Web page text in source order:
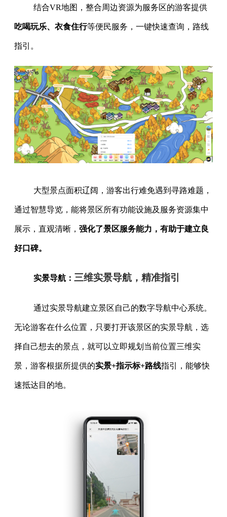
结合VR地图，整合周边资源为服务区的游客提供
吃喝玩乐、衣食住行等便民服务，一键快速查询，路线
指引。
大型景点面积辽阔，游客出行难免遇到寻路难题，
通过智慧导览，能将景区所有功能设施及服务资源集中
展示，直观清晰， 强化了景区服务能力，有助于建立良
好口碑。
实景导航： 三维实景导航，精准指引
通过实景导航建立景区自己的数字导航中心系统。
无论游客在什么位置，只要打开该景区的实景导航，选
择自己想去的景点，就可以立即规划当前位置三维实
景，游客根据所提供的实景+指示标+路线指引，能够快
速抵达目的地。